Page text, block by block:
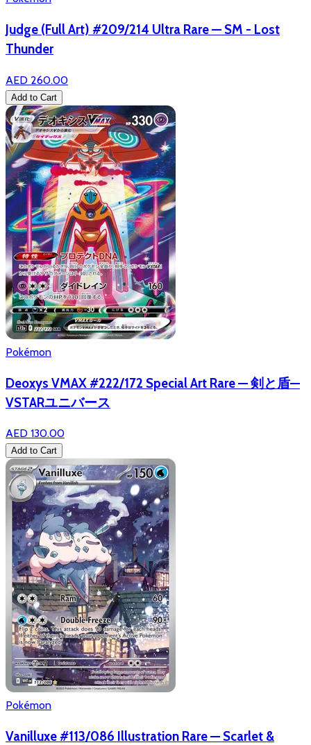
Judge (Full Art) #209/214 Ultra Rare — SM - Lost
Thunder
AED 260.00
Add to Cart
Pokémon
Deoxys VMAX #222/172 Special Art Rare — 剣と盾—
VSTARユニバース
AED 130.00
Add to Cart
Pokémon
Vanilluxe #113/086 Illustration Rare — Scarlet &